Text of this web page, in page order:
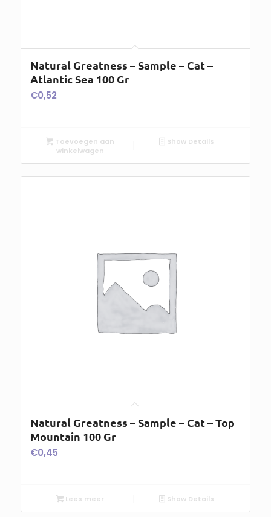
Natural Greatness – Sample – Cat –
Atlantic Sea 100 Gr
€0,52
Toevoegen aan
winkelwagen
Show Details
Natural Greatness – Sample – Cat – Top
Mountain 100 Gr
€0,45
Lees meer Show Details